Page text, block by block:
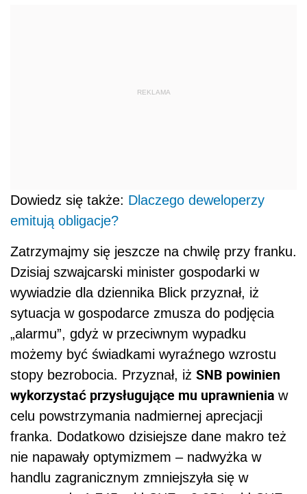
REKLAMA
Dowiedz się także: Dlaczego deweloperzy
emitują obligacje?
Zatrzymajmy się jeszcze na chwilę przy franku.
Dzisiaj szwajcarski minister gospodarki w
wywiadzie dla dziennika Blick przyznał, iż
sytuacja w gospodarce zmusza do podjęcia
„alarmu”, gdyż w przeciwnym wypadku
możemy być świadkami wyraźnego wzrostu
stopy bezrobocia. Przyznał, iż SNB powinien
wykorzystać przysługujące mu uprawnienia w
celu powstrzymania nadmiernej aprecjacji
franka. Dodatkowo dzisiejsze dane makro też
nie napawały optymizmem – nadwyżka w
handlu zagranicznym zmniejszyła się w